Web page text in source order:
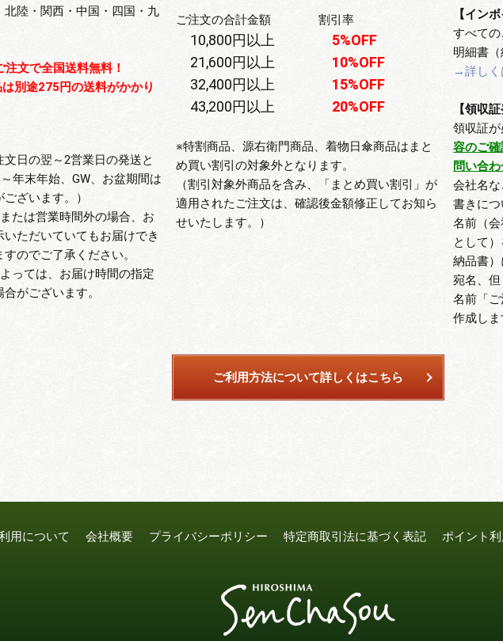
北陸・関西・中国・四国・九
文で全国送料無料！
別途275円の送料がかかり
日の翌～2営業日の発送と
年末年始、GW、お盆期間は
ざいます。）
たは営業時間外の場合、お
いただいていてもお届けでき
のでご了承ください。
っては、お届け時間の指定
がございます。
ご注文の合計金額 割引率
10,800円以上 5%OFF
21,600円以上 10%OFF
32,400円以上 15%OFF
43,200円以上 20%OFF
※特割商品、源右衛門商品、着物日傘商品はまと
め買い割引の対象外となります。
（割引対象外商品を含み、「まとめ買い割引」が
適用されたご注文は、確認後金額修正してお知ら
せいたします。）
【イン
すべて
明細書
→詳しく
【領収
領収証が
容のご
問い合
会社名
書きに
名前（
として
納品書
宛名、
名前「
作成しま
ご利用方法について詳しくはこちら
用について 会社概要 プライバシーポリシー 特定商取引法に基づく表記 ポイント